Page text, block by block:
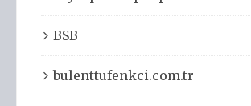
BSB
bulenttufenkci.com.tr